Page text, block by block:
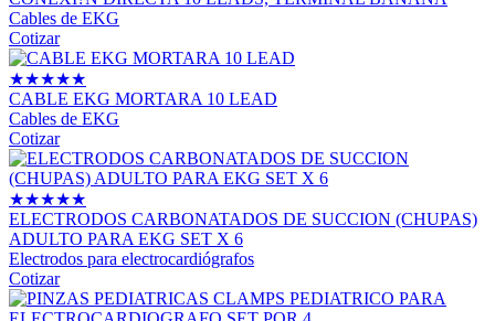
Cables de EKG
Cotizar
★★★★★
CABLE EKG MORTARA 10 LEAD
Cables de EKG
Cotizar
★★★★★
ELECTRODOS CARBONATADOS DE SUCCION (CHUPAS)
ADULTO PARA EKG SET X 6
Electrodos para electrocardiógrafos
Cotizar